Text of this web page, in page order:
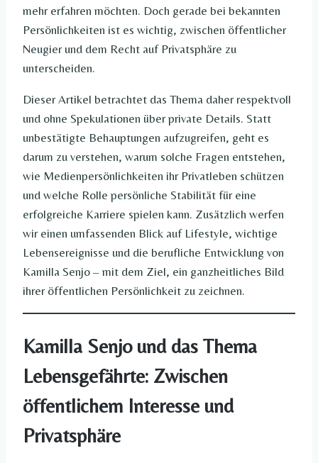
mehr erfahren möchten. Doch gerade bei bekannten
Persönlichkeiten ist es wichtig, zwischen öffentlicher
Neugier und dem Recht auf Privatsphäre zu
unterscheiden.
Dieser Artikel betrachtet das Thema daher respektvoll
und ohne Spekulationen über private Details. Statt
unbestätigte Behauptungen aufzugreifen, geht es
darum zu verstehen, warum solche Fragen entstehen,
wie Medienpersönlichkeiten ihr Privatleben schützen
und welche Rolle persönliche Stabilität für eine
erfolgreiche Karriere spielen kann. Zusätzlich werfen
wir einen umfassenden Blick auf Lifestyle, wichtige
Lebensereignisse und die berufliche Entwicklung von
Kamilla Senjo – mit dem Ziel, ein ganzheitliches Bild
ihrer öffentlichen Persönlichkeit zu zeichnen.
Kamilla Senjo und das Thema
Lebensgefährte: Zwischen
öffentlichem Interesse und
Privatsphäre